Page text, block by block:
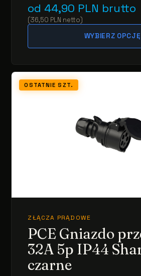
od 44,90 PLN brutto
(36,50 PLN netto)
WYBIERZ OPCJĘ
OSTATNIE SZT.
ZŁĄCZA PRĄDOWE
PCE Gniazdo
32A 5p IP44
czarne